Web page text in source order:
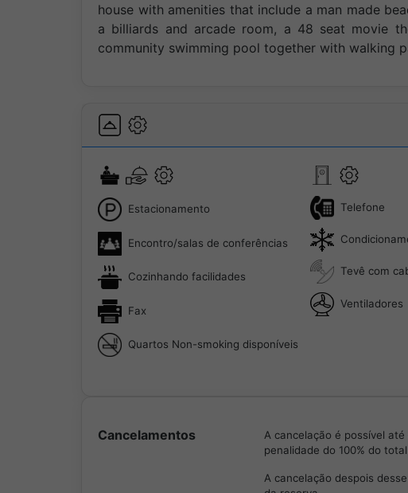
house with amenities that include a man made
a billiards and arcade room, a 48 seat movie
community swimming pool together with walking
Estacionamento
Encontro/salas de conferências
Cozinhando facilidades
Fax
Quartos Non-smoking disponíveis
Telefone
Tevê com
Ventiladores
Cancelamentos
A cancelação é possível
penalidade do 100% do
A cancelação despois